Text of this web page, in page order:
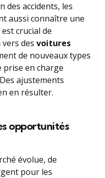
des accidents, les
aussi connaître une
crucial de
des voitures
de nouveaux types
en charge
ajustements
en résulter.
opportunités
évolue, de
pour les